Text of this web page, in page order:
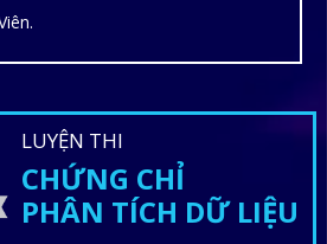
LUYỆN THI
CHỨNG CHỈ
PHÂN TÍCH DỮ LIỆU